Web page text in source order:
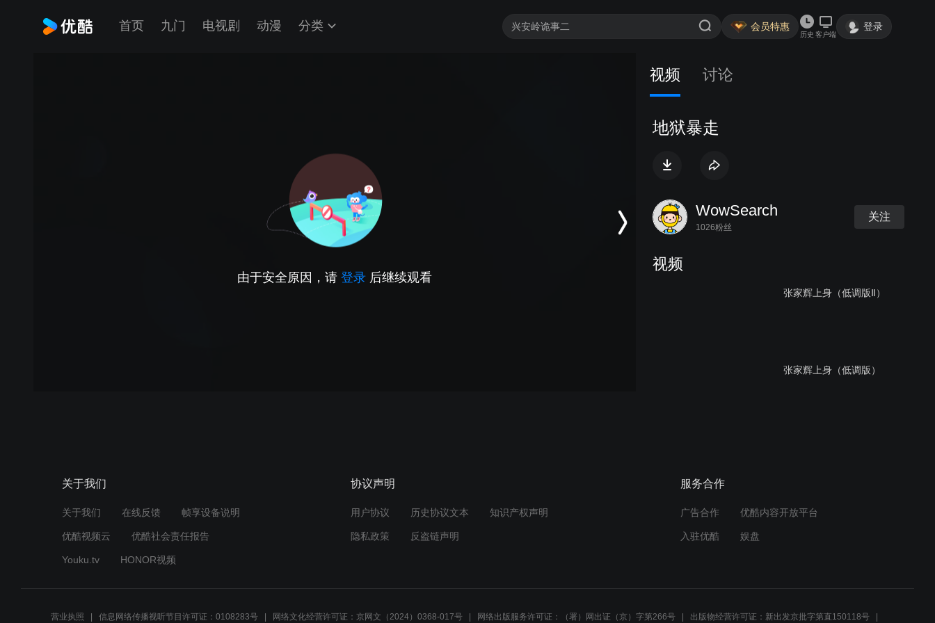
首页 九门 电视剧 动漫 分类 会员特惠
历史 客户端
登录
由于安全原因，请 登录 后继续观看
视频 讨论
地狱暴走
WowSearch
1026粉丝
关注
视频
张家辉上身（低调版Ⅱ）
张家辉上身（低调版）
关于我们
关于我们 在线反馈 帧享设备说明
优酷视频云 优酷社会责任报告
Youku.tv HONOR视频
协议声明
用户协议 历史协议文本 知识产权声明
隐私政策 反盗链声明
服务合作
广告合作 优酷内容开放平台
入驻优酷 娱盘
营业执照 信息网络传播视听节目许可证：0108283号 网络文化经营许可证：京网文（2024）0368-017号 网络出版服务许可证：（署）网出证（京）字第266号 出版物经营许可证：新出发京批字第直150118号